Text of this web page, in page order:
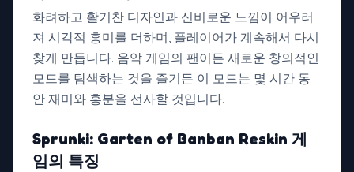
화려하고 활기찬 디자인과 신비로운 느낌이 어우러
져 시각적 흥미를 더하며, 플레이어가 계속해서 다시
찾게 만듭니다. 음악 게임의 팬이든 새로운 창의적인
모드를 탐색하는 것을 즐기든 이 모드는 몇 시간 동
안 재미와 흥분을 선사할 것입니다.
Sprunki: Garten of Banban Reskin 게
임의 특징